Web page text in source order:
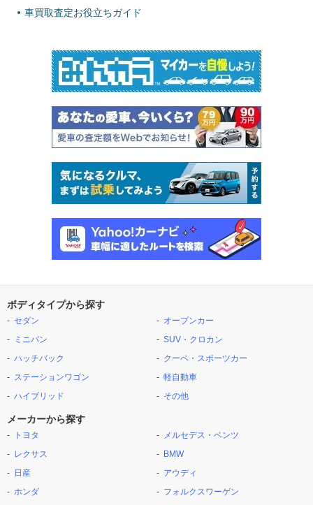
車買取査定お役立ちガイド
ボディタイプから探す
セダン
ミニバン
ハッチバック
ステーションワゴン
ハイブリッド
オープンカー
SUV・クロカン
クーペ・スポーツカー
軽自動車
その他
メーカーから探す
トヨタ
レクサス
日産
ホンダ
メルセデス・ベンツ
BMW
アウディ
フォルクスワーゲン